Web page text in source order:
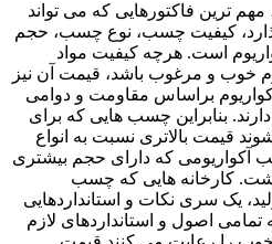
ترین فاکتورهایی که می تواند
کیفیت چسب، نوع چسب، حجم
است. هرچه کیفیت مواد
خوب و مرغوب باشد، قیمت آن نیز
براساس مقاومت و دوامی
بنابراین چسب هایی که برای
قیمت بالاتری نسبت به انواع
آکواریومی که دارای حجم بیشتری
کارخانه هایی که چسب
یک سری نکات و استانداردهایی
تمامی اصول و استانداردهای لازم